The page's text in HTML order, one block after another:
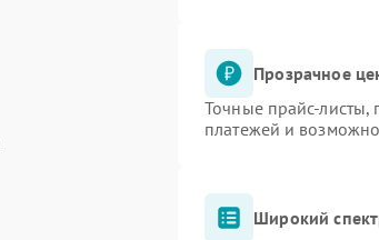
Прозрачное
Точные прайс-листы,
платежей и
Широкий